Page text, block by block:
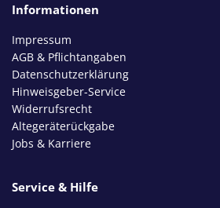
Informationen
Impressum
AGB & Pflichtangaben
Datenschutzerklärung
Hinweisgeber-Service
Widerrufsrecht
Altegeräterückgabe
Jobs & Karriere
Service & Hilfe